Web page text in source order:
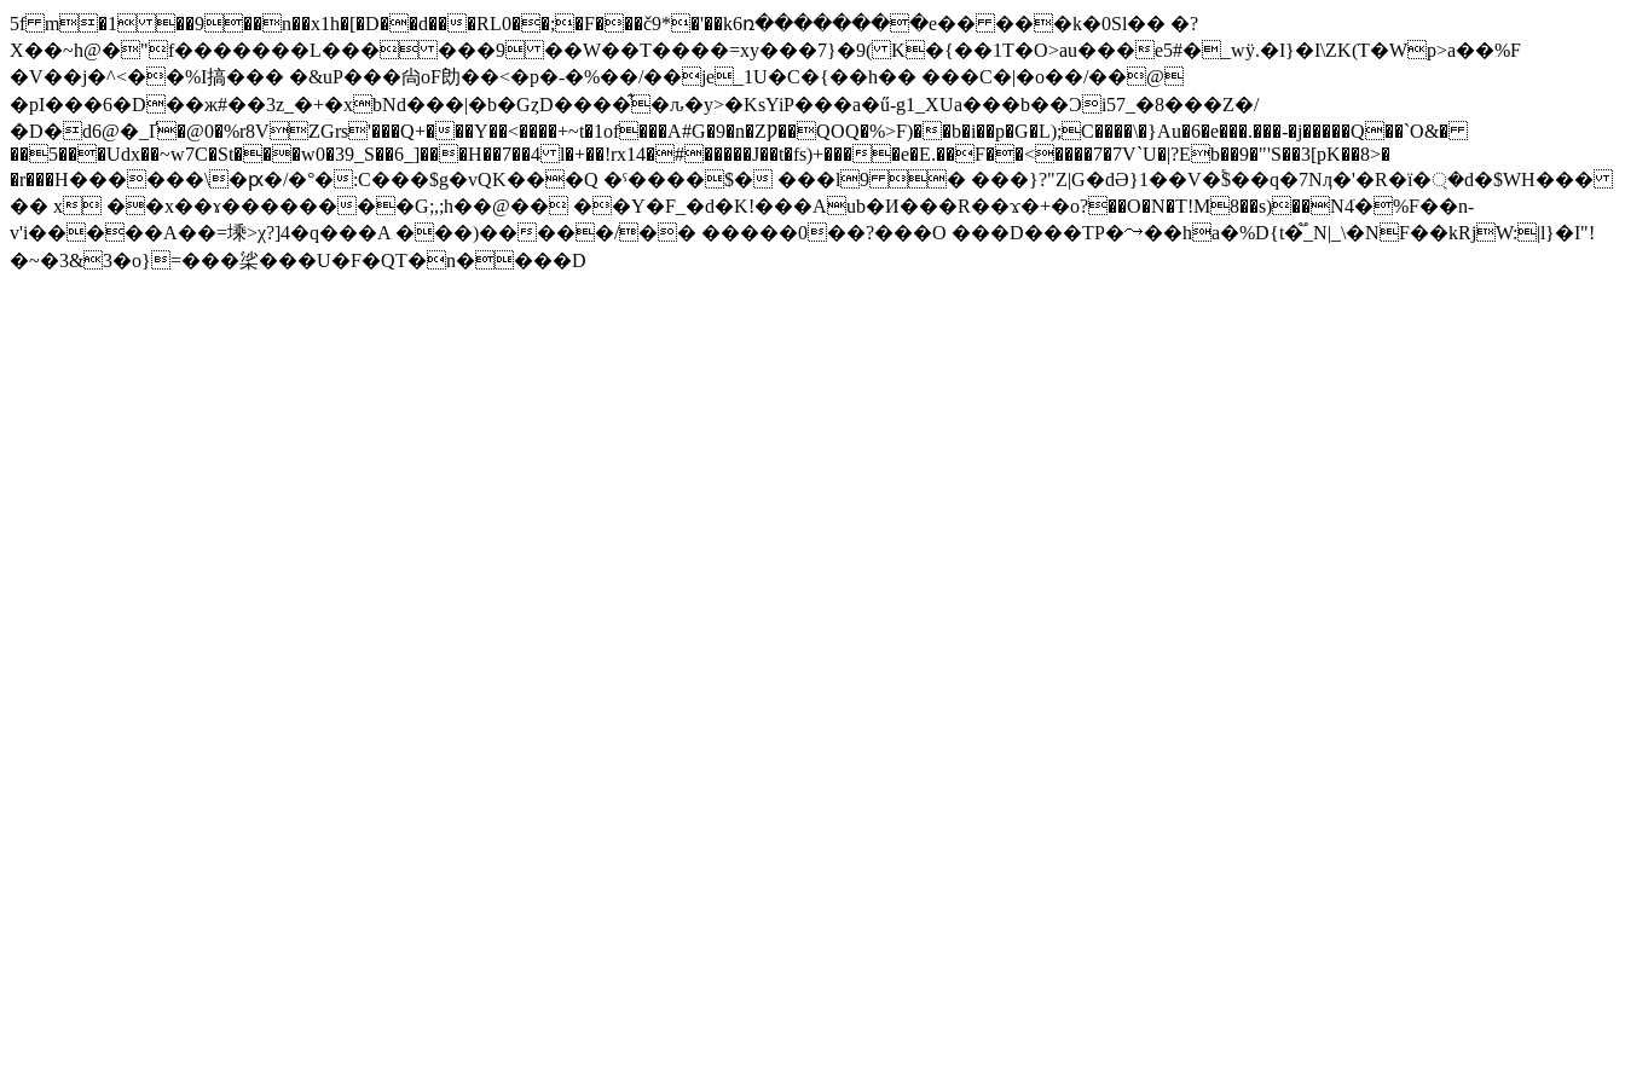
5f m�1 ��9��n��x1h�[�D��d���RL0��;�F���č9*�'��k6ռ��������e�� ���k�0Sl�� �?
X��~h@�"f�������L��� ���9 ��W��Τ����=xy���7}�9( K�{��1T�O>au���e5#�_wÿ.�I}�I\ZK(T�Wp>a��%F
�V��j�^<��%I搞��� �&uP���尙oF勆��<�p�-�%��/��je_1U�C�{��h�� ���C�|�o��/��@
�pI���6�D��ж#��3z_�+�xbNd���|�b�GȥD����͋�ԉ�y>�KsYiP���a�ű-g1_XUa���b��Ͻi57_�8���Z�/
�D�d6@�_Ґ�@0�%r8VZGrs'���Q+���Y��<����+~t�1of���A#G�9�n�ZǷ��QOQ�%>F)��b�i��p�G�L);C����\�}Au�6�e���.���-�j�����Q��`O&�
��5���Udx��~w7C�St���w0�39_S��6_]���H��7��4 l�+��!rx14�#�����J��t�fs)+����e�E.��F��<����7�7V`U�|?Eb��9�"'S��3[pK��8>�
�r���Η������\�ԗ�/�°�:C���$g�vQK���Q �ˤ����$� ���l9 � ���}?"Z|G�dӘ}1��V�֕$��q�7Nӆ�'�R�ї�্�d�$WH���
�� x ��x��ɤ��������G;,;h��@�� ��Y�F_�d�K!���Aub�И���R��ϫ�+�o?��O�N�T!M8��s)��N4ֺ�%F��n-
v'i�����A��=塖>χ?]4�q���A ���)�����/�� �����0��?���O ���D���TP�⤳��ha�%D{t�֟_N|_\�NF��kRjW:|l}�I"!
�~�3&3�o}=���桬���U�F�QT�n����D